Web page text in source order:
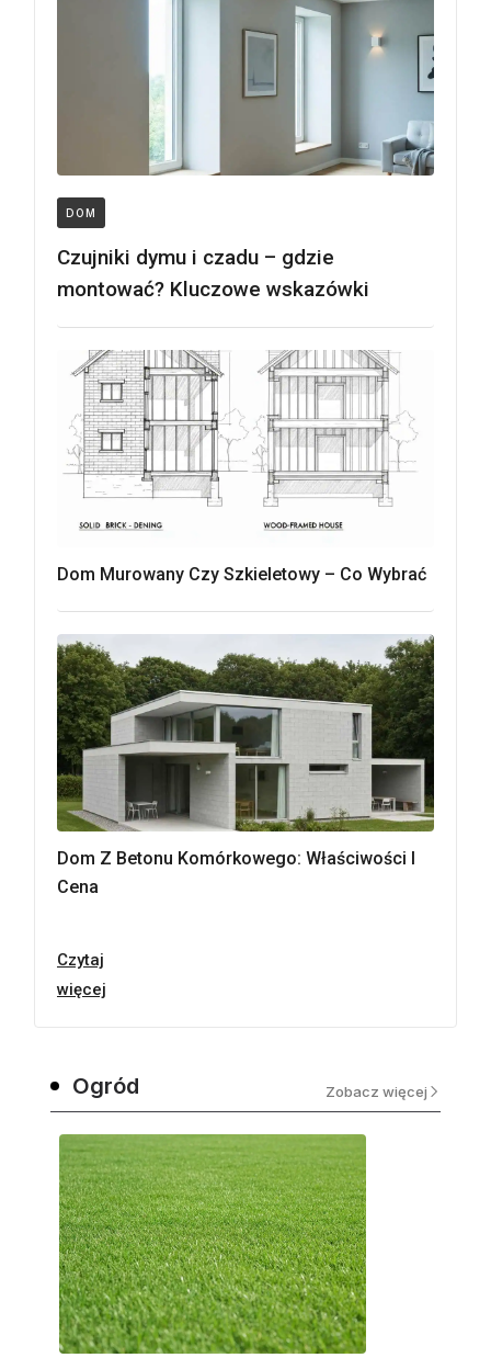
DOM
Czujniki dymu i czadu – gdzie
montować? Kluczowe wskazówki
Dom Murowany Czy Szkieletowy – Co Wybrać
Dom Z Betonu Komórkowego: Właściwości I
Cena
Czytaj
więcej
Ogród Zobacz więcej